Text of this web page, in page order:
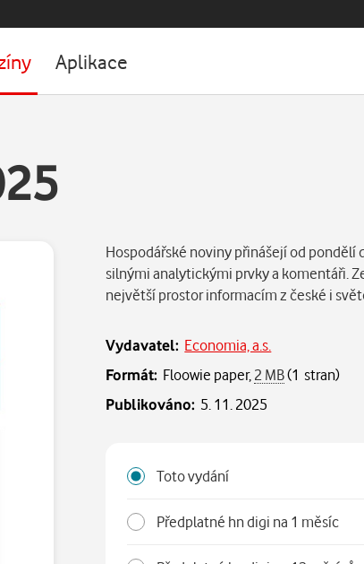
Aplikace
Hospodářské noviny přinášejí od pondělí
silnými analytickými prvky a komentáři.
největší prostor informacím z české i
Vydavatel: Economia, a.s.
Formát: Floowie paper, 2 MB(1 stran)
Publikováno: 5. 11. 2025
Toto vydání
Předplatné hn digi na 1 měsíc